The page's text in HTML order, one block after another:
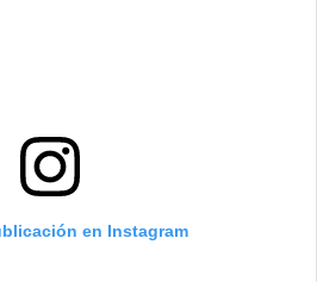
en Instagram